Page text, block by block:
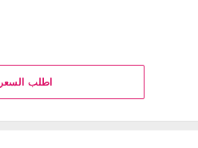
اطلب السعر